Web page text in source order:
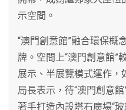
示空間。
“澳門創意館”融合環保概
牌。空間上“澳門創意館”
展示、半展覽模式運作，
局長表示，待“澳門創意
著手打造內設塔石廣場“